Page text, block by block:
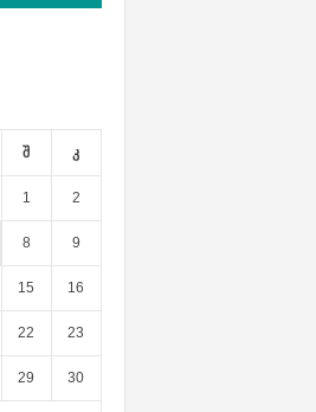
შ კ
1 2
8 9
15 16
22 23
29 30